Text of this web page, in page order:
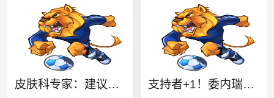
皮肤科专家：建议亚马尔的护肤核心应聚焦于清洁、防护与修护 支持者+1！委内瑞拉足协声明：依然相信因凡蒂诺有能力领导FIFA